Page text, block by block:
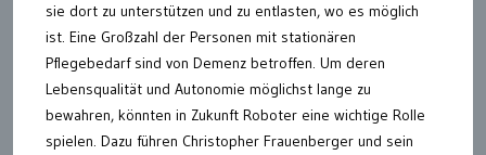
sie dort zu unterstützen und zu entlasten, wo es möglich
ist. Eine Großzahl der Personen mit stationären
Pflegebedarf sind von Demenz betroffen. Um deren
Lebensqualität und Autonomie möglichst lange zu
bewahren, könnten in Zukunft Roboter eine wichtige Rolle
spielen. Dazu führen Christopher Frauenberger und sein